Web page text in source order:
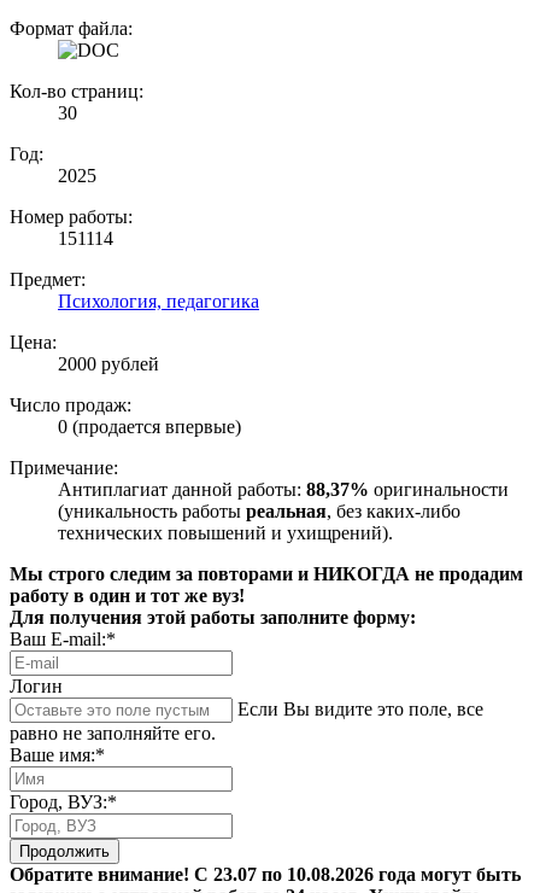
Формат файла:
Кол-во страниц:
30
Год:
2025
Номер работы:
151114
Предмет:
Психология, педагогика
Цена:
2000 рублей
Число продаж:
0 (продается впервые)
Примечание:
Антиплагиат данной работы: 88,37% оригинальности
(уникальность работы реальная, без каких-либо
технических повышений и ухищрений).
Мы строго следим за повторами и НИКОГДА не продадим
работу в один и тот же вуз!
Для получения этой работы заполните форму:
Ваш E-mail:*
Логин
Если Вы видите это поле, все
равно не заполняйте его.
Ваше имя:*
Город, ВУЗ:*
Продолжить
Обратите внимание! С 23.07 по 10.08.2026 года могут быть